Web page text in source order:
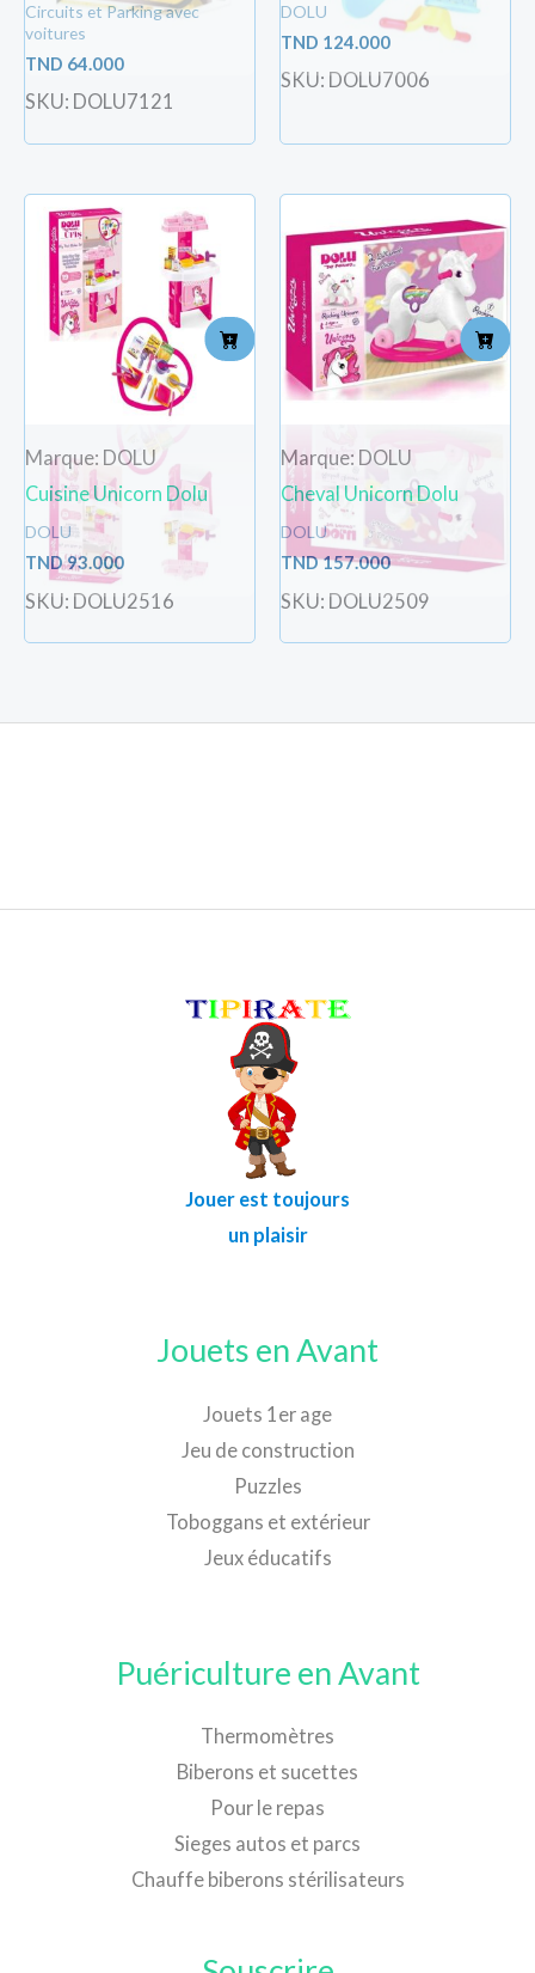
Circuits et Parking avec
voitures
TND 64.000
SKU: DOLU7121
DOLU
TND 124.000
SKU: DOLU7006
Marque: DOLU
Cuisine Unicorn Dolu
DOLU
TND93.000
SKU: DOLU2516
Marque: DOLU
Cheval Unicorn Dolu
DOLU
TND157.000
SKU: DOLU2509
Jouer est toujours
un plaisir
Jouets en Avant
Jouets 1er age
Jeu de construction
Puzzles
Toboggans et extérieur
Jeux éducatifs
Puériculture en Avant
Thermomètres
Biberons et sucettes
Pour le repas
Sieges autos et parcs
Chauffe biberons stérilisateurs